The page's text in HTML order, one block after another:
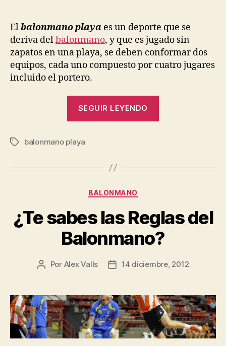
Elbalonmano playa es un deporte que se
deriva delbalonmano, y que es jugado sin
zapatos en una playa, se deben conformar dos
equipos, cada uno compuesto por cuatro jugares
incluido el portero.
SEGUIR LEYENDO
Etiquetas
balonmano playa
Categorías
BALONMANO
¿Te sabes las Reglas del
Balonmano?
Autor
entrada
Por Alex Valls
Fecha
entrada
14 diciembre, 2012